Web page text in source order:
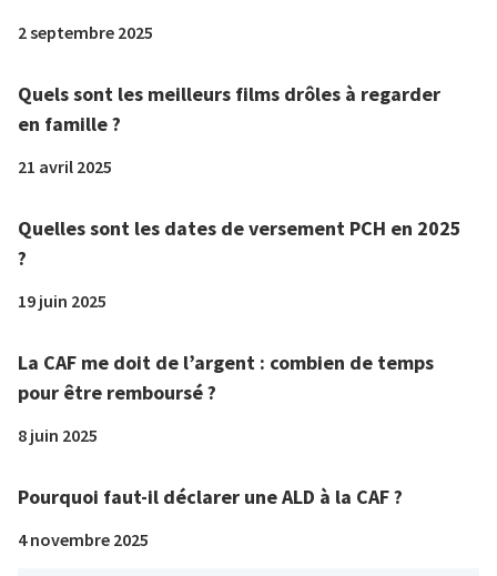
2 septembre 2025
Quels sont les meilleurs films drôles à regarder
en famille ?
21 avril 2025
Quelles sont les dates de versement PCH en 2025
?
19 juin 2025
La CAF me doit de l’argent : combien de temps
pour être remboursé ?
8 juin 2025
Pourquoi faut-il déclarer une ALD à la CAF ?
4 novembre 2025